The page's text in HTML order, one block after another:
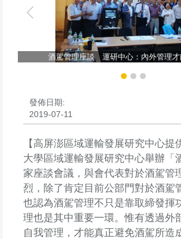
酒駕管理座談 運研中心：內外管理才
發佈日期:
2019-07-11
【高屏澎區域運輸發展研究中心提
大學區域運輸發展研究中心舉辦「
家座談會議，與會代表對於酒駕管
烈，除了肯定目前公部門對於酒駕
也認為酒駕管理不只是靠取締發揮
理也是其中重要一環。惟有透過外
自我管理，才能真正避免酒駕所造